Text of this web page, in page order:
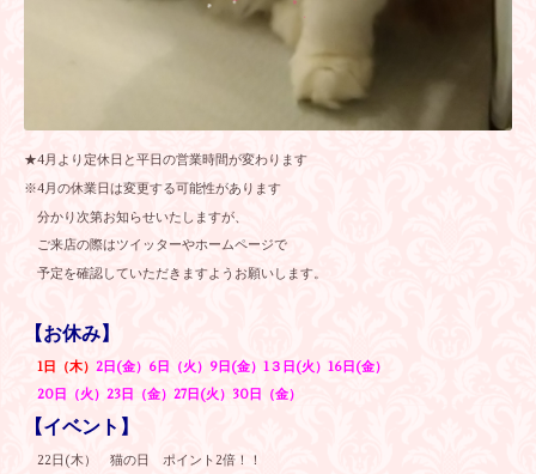
★4月より定休日と平日の営業時間が変わります
※4月の休業日は変更する可能性があります
分かり次第お知らせいたしますが、
ご来店の際はツイッターやホームページで
予定を確認していただきますようお願いします。
【お休み】
1日（木） 2日(金）6日（火）9日(金）1３日(火）16日(金）
20日（火）23日（金）27日(火）30日（金）
【イベント】
22日(木） 猫の日 ポイント2倍！！